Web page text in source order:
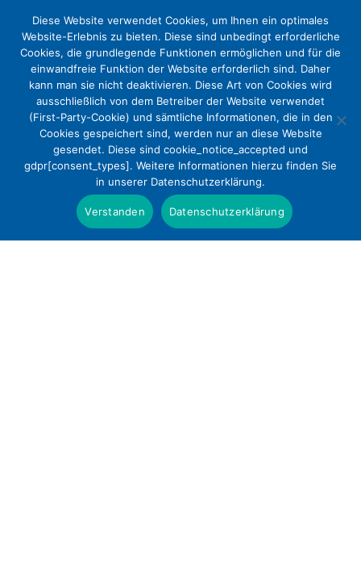
DEKV-Fachtag: Regionale
Gesundheitsversorgung als Chance
für Krankenhäuser
Presse
Diese Website verwendet Cookies, um Ihnen ein optimales
Website-Erlebnis zu bieten. Diese sind unbedingt erforderliche
Cookies, die grundlegende Funktionen ermöglichen und für die
einwandfreie Funktion der Website erforderlich sind. Daher
kann man sie nicht deaktivieren. Diese Art von Cookies wird
ausschließlich von dem Betreiber der Website verwendet
(First-Party-Cookie) und sämtliche Informationen, die in den
Cookies gespeichert sind, werden nur an diese Website
gesendet. Diese sind cookie_notice_accepted und
gdpr[consent_types]. Weitere Informationen hierzu finden Sie
in unserer Datenschutzerklärung.
Verstanden Datenschutzerklärung